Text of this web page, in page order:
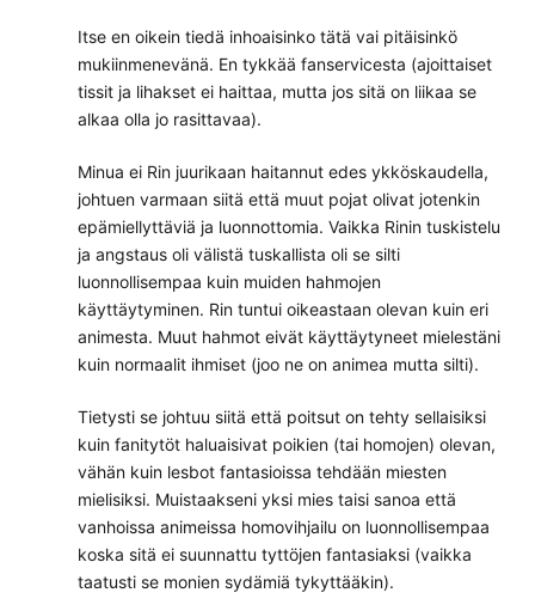
Itse en oikein tiedä inhoaisinko tätä vai pitäisinkö
mukiinmenevänä. En tykkää fanservicesta (ajoittaiset
tissit ja lihakset ei haittaa, mutta jos sitä on liikaa se
alkaa olla jo rasittavaa).
Minua ei Rin juurikaan haitannut edes ykköskaudella,
johtuen varmaan siitä että muut pojat olivat jotenkin
epämiellyttäviä ja luonnottomia. Vaikka Rinin tuskistelu
ja angstaus oli välistä tuskallista oli se silti
luonnollisempaa kuin muiden hahmojen
käyttäytyminen. Rin tuntui oikeastaan olevan kuin eri
animesta. Muut hahmot eivät käyttäytyneet mielestäni
kuin normaalit ihmiset (joo ne on animea mutta silti).
Tietysti se johtuu siitä että poitsut on tehty sellaisiksi
kuin fanitytöt haluaisivat poikien (tai homojen) olevan,
vähän kuin lesbot fantasioissa tehdään miesten
mielisiksi. Muistaakseni yksi mies taisi sanoa että
vanhoissa animeissa homovihjailu on luonnollisempaa
koska sitä ei suunnattu tyttöjen fantasiaksi (vaikka
taatusti se monien sydämiä tykyttääkin).